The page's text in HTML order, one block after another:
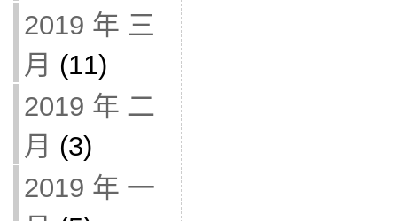
2019 年 三
月 (11)
2019 年 二
月 (3)
2019 年 一